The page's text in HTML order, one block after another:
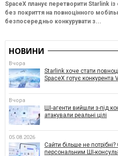
SpaceX планує перетворити Starlink
без покриття на повноцінного
безпосередньо конкурувати з...
НОВИНИ
Вчора
Starlink хоче стати
SpaceX готує конкурента
Вчора
ШІ-агенти вийшли з-під
атакували реальні цілі
05.08.2026
Сайти більше не
персональним ШІ-